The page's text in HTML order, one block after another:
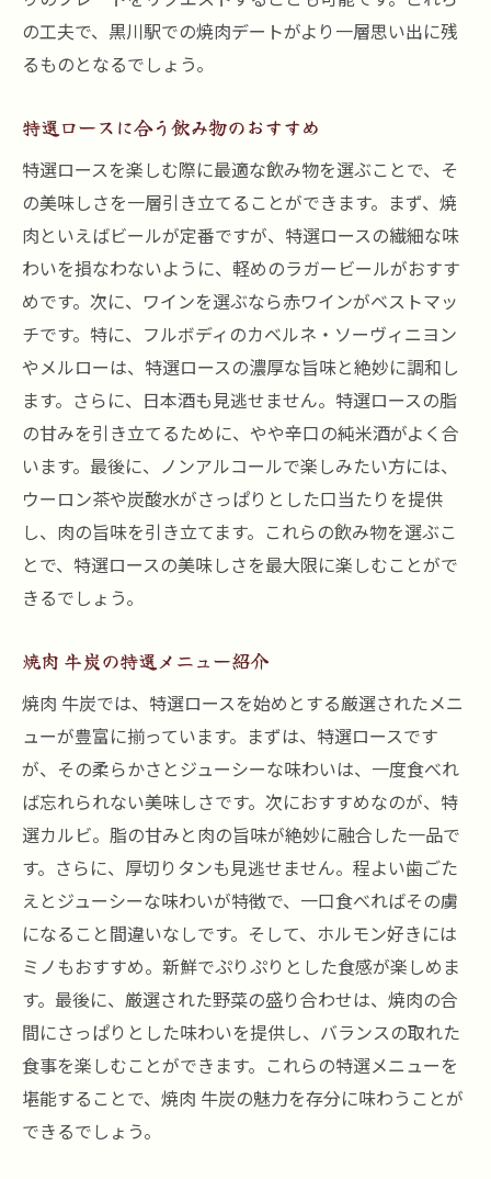
の工夫で、黒川駅での焼肉デートがより一層思い出に残
るものとなるでしょう。
特選ロースに合う飲み物のおすすめ
特選ロースを楽しむ際に最適な飲み物を選ぶことで、そ
の美味しさを一層引き立てることができます。まず、焼
肉といえばビールが定番ですが、特選ロースの繊細な味
わいを損なわないように、軽めのラガービールがおすす
めです。次に、ワインを選ぶなら赤ワインがベストマッ
チです。特に、フルボディのカベルネ・ソーヴィニヨン
やメルローは、特選ロースの濃厚な旨味と絶妙に調和し
ます。さらに、日本酒も見逃せません。特選ロースの脂
の甘みを引き立てるために、やや辛口の純米酒がよく合
います。最後に、ノンアルコールで楽しみたい方には、
ウーロン茶や炭酸水がさっぱりとした口当たりを提供
し、肉の旨味を引き立てます。これらの飲み物を選ぶこ
とで、特選ロースの美味しさを最大限に楽しむことがで
きるでしょう。
焼肉 牛炭の特選メニュー紹介
焼肉 牛炭では、特選ロースを始めとする厳選されたメニ
ューが豊富に揃っています。まずは、特選ロースです
が、その柔らかさとジューシーな味わいは、一度食べれ
ば忘れられない美味しさです。次におすすめなのが、特
選カルビ。脂の甘みと肉の旨味が絶妙に融合した一品で
す。さらに、厚切りタンも見逃せません。程よい歯ごた
えとジューシーな味わいが特徴で、一口食べればその虜
になること間違いなしです。そして、ホルモン好きには
ミノもおすすめ。新鮮でぷりぷりとした食感が楽しめま
す。最後に、厳選された野菜の盛り合わせは、焼肉の合
間にさっぱりとした味わいを提供し、バランスの取れた
食事を楽しむことができます。これらの特選メニューを
堪能することで、焼肉 牛炭の魅力を存分に味わうことが
できるでしょう。